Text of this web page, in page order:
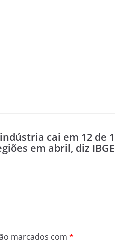
cai em 12 de 1
em abril, diz IBGE
marcados com *